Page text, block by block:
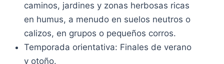
caminos, jardines y zonas herbosas ricas
en humus, a menudo en suelos neutros o
calizos, en grupos o pequeños corros.
Temporada orientativa: Finales de verano
y otoño.